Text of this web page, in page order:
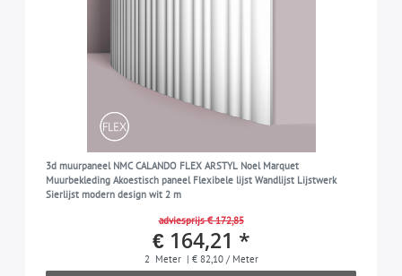
3d muurpaneel NMC CALANDO FLEX ARSTYL Noel Marquet
Muurbekleding Akoestisch paneel Flexibele lijst Wandlijst Lijstwerk
Sierlijst modern design wit 2 m
adviesprijs € 172,85
€ 164,21 *
2 Meter | € 82,10 / Meter